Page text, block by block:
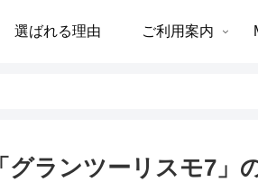
選ばれる理由 ご利用案内
グランツーリスモ7」